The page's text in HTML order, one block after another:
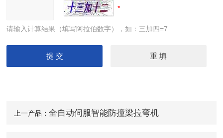
请输入计算结果（填写阿拉伯数字），如：三加四=7
上一产品： 全自动伺服智能防撞梁拉弯机